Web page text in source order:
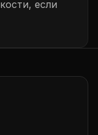
если